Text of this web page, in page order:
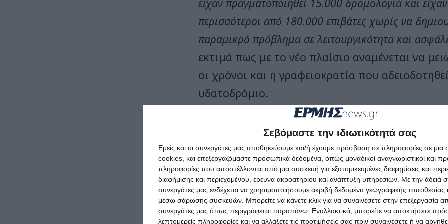
Σεβόμαστε την ιδιωτικότητά σας
Εμείς και οι συνεργάτες μας αποθηκεύουμε και/ή έχουμε πρόσβαση σε πληροφορίες σε
cookies, και επεξεργαζόμαστε προσωπικά δεδομένα, όπως μοναδικοί αναγνωριστικοί και
πληροφορίες που αποστέλλονται από μια συσκευή για εξατομικευμένες διαφημίσεις και
διαφήμισης και περιεχομένου, έρευνα ακροατηρίου και ανάπτυξη υπηρεσιών. Με την άδειά
συνεργάτες μας ενδέχεται να χρησιμοποιήσουμε ακριβή δεδομένα γεωγραφικής τοποθεσίας
μέσω σάρωσης συσκευών. Μπορείτε να κάνετε κλικ για να συναινέσετε στην επεξεργασία
συνεργάτες μας όπως περιγράφεται παραπάνω. Εναλλακτικά, μπορείτε να αποκτήσετε
λεπτομερείς πληροφορίες και να αλλάξετε τις προτιμήσεις σας πριν συναινέσετε ή να
είχαν πραγματοποιηθεί 15.000 δρομολόγια και
περισσότεροι από 180.000 επιβάτες χωρίς να
παραμικρό πρόβλημα σε λειτουργικότητα και
εκτιμά πως με το νέο πλαίσιο αναμένεται να
οι χρόνοι και η γραφειοκρατία που
υδατοδρόμιο.
“μέχρι σήμερα για να εγκριθεί ένα
απαιτείται μια μελέτη περιβαλλοντικών επιπτώσεων.
νομοσχέδιο αυτή η αδειοδότηση θα μετακινηθεί στο
Περιβάλλοντος από την κατηγορία Α στην κατηγορία
σημαίνει πρότυπες περιβαλλοντικές δεσμεύσεις. Σε
μεταφράζεται σε είκοσι ημέρες ή ένα μήνα το πολύ σε